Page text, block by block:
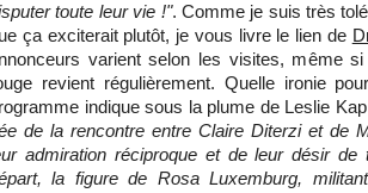
toute leur vie !". Comme je suis très
ça exciterait plutôt, je vous livre le lien de
varient selon les visites, même
revient régulièrement. Quelle ironie
indique sous la plume de Leslie
de la rencontre entre Claire Diterzi et de
admiration réciproque et de leur désir de
la figure de Rosa Luxemburg,